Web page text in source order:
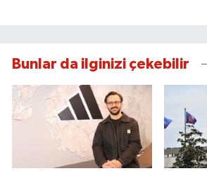
Bunlar da ilginizi çekebilir